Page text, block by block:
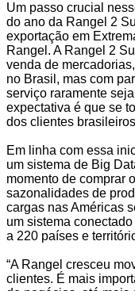
Um passo crucial
do ano da Rangel 2
exportação em
Rangel. A Rangel 2
venda de
no Brasil, mas com
serviço raramente
expectativa é que se
dos clientes
Em linha com essa
um sistema de Big
momento de comprar
sazonalidades de
cargas nas Américas
um sistema
a 220 países e
“A Rangel cresceu
clientes. É mais